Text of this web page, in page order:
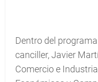
Dentro del
canciller, Javier
Comercio e